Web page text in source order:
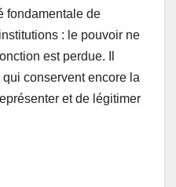
fondamentale de
: le pouvoir ne
est perdue. Il
conservent encore la
et de légitimer